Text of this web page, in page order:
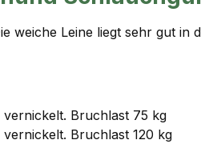
weiche Leine liegt sehr gut
vernickelt. Bruchlast 75 kg
vernickelt. Bruchlast 120 kg